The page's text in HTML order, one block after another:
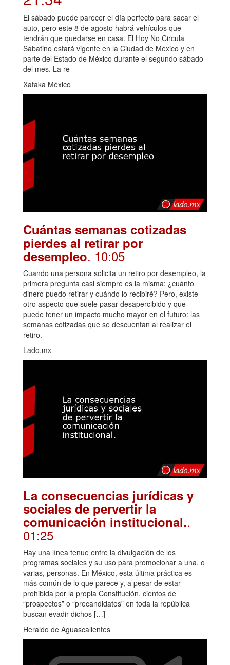
El sábado puede parecer el día perfecto para sacar el
auto, pero este 8 de agosto habrá vehículos que
tendrán que quedarse en casa. El Hoy No Circula
Sabatino estará vigente en la Ciudad de México y en
parte del Estado de México durante el segundo sábado
del mes. La re
Xataka México
Cuántas semanas cotizadas
pierdes al retirar por
desempleo. 10:05
Cuando una persona solicita un retiro por desempleo, la
primera pregunta casi siempre es la misma: ¿cuánto
dinero puedo retirar y cuándo lo recibiré? Pero, existe
otro aspecto que suele pasar desapercibido y que
puede tener un impacto mucho mayor en el futuro: las
semanas cotizadas que se descuentan al realizar el
retiro.
Lado.mx
La consecuencias jurídicas y
sociales de pervertir la
comunicación institucional..
01:25
Hay una línea tenue entre la divulgación de los
programas sociales y su uso para promocionar a una, o
varias, personas. En México, esta última práctica es
más común de lo que parece y, a pesar de estar
prohibida por la propia Constitución, cientos de
“prospectos” o “precandidatos” en toda la república
buscan evadir dichos […]
Heraldo de Aguascalientes